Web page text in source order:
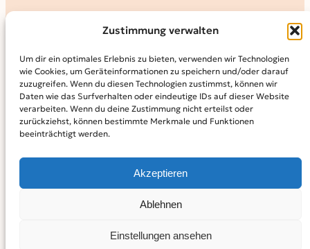
Zustimmung verwalten
Um dir ein optimales Erlebnis zu bieten, verwenden wir Technologien
wie Cookies, um Geräteinformationen zu speichern und/oder darauf
zuzugreifen. Wenn du diesen Technologien zustimmst, können wir
Daten wie das Surfverhalten oder eindeutige IDs auf dieser Website
verarbeiten. Wenn du deine Zustimmung nicht erteilst oder
zurückziehst, können bestimmte Merkmale und Funktionen
beeinträchtigt werden.
Akzeptieren
Ablehnen
Einstellungen ansehen
KALENDER
MAGAZIN
KidS-Ausgaben online lesen
Abonnement
Archiv
INFO
Datenschutz­erklärung
Powered by